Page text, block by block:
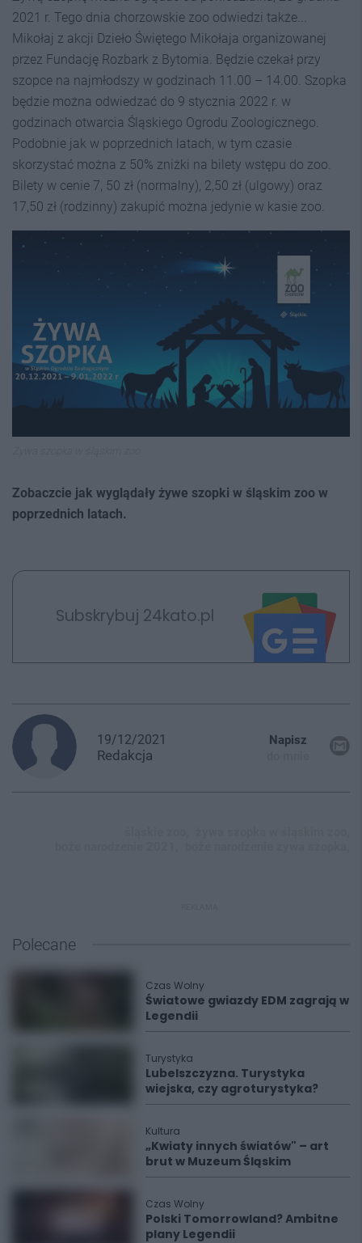
2021 r. Tego dnia chorzowskie zoo odwiedzi także...
Mikołaj z akcji Dzieło Świętego Mikołaja organizowanej
przez Fundację Rozbark z Bytomia. Będzie czekał przy
szopce na najmłodszy w godzinach 11.00 – 14.00. Szopka
będzie można odwiedzać do 9 stycznia 2022 r. w
godzinach otwarcia Śląskiego Ogrodu Zoologicznego.
Podobnie jak w poprzednich latach, w tym czasie
skorzystać można z 50% zniżki na bilety wstępu do zoo.
Bilety w cenie 7, 50 zł (normalny), 2,50 zł (ulgowy) oraz
17,50 zł (rodzinny) zakupić można jedynie w kasie zoo.
Zobaczcie jak wyglądały żywe szopki w śląskim zoo w
poprzednich latach.
Subskrybuj 24kato.pl
19/12/2021
Redakcja
Napisz
Polecane
Czas Wolny
Światowe gwiazdy EDM zagrają w
Legendii
Turystyka
Lubelszczyzna. Turystyka
wiejska, czy agroturystyka?
Kultura
„Kwiaty innych światów" – art
brut w Muzeum Śląskim
Czas Wolny
Polski Tomorrowland? Ambitne
plany Legendii